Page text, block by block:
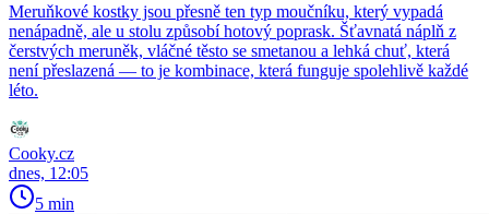
Meruňkové kostky jsou přesně ten typ moučníku, který vypadá
nenápadně, ale u stolu způsobí hotový poprask. Šťavnatá náplň z
čerstvých meruněk, vláčné těsto se smetanou a lehká chuť, která
není přeslazená — to je kombinace, která funguje spolehlivě každé
léto.
Cooky.cz
dnes, 12:05
5 min